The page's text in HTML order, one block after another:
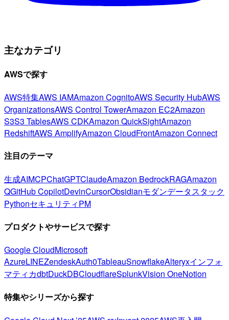
主なカテゴリ
AWSで探す
AWS特集AWS IAMAmazon CognitoAWS Security HubAWS
OrganizationsAWS Control TowerAmazon EC2Amazon
S3S3 TablesAWS CDKAmazon QuickSightAmazon
RedshiftAWS AmplifyAmazon CloudFrontAmazon Connect
注目のテーマ
生成AIMCPChatGPTClaudeAmazon BedrockRAGAmazon
QGitHub CopilotDevinCursorObsidianモダンデータスタック
PythonセキュリティPM
プロダクトやサービスで探す
Google CloudMicrosoft
AzureLINEZendeskAuth0TableauSnowflakeAlteryxインフォ
マティカdbtDuckDBCloudflareSplunkVision OneNotion
特集やシリーズから探す